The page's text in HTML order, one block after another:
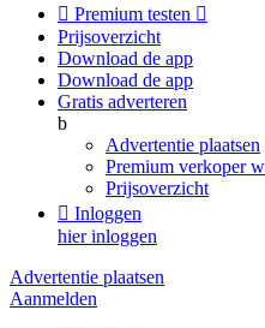
 Premium testen 
Prijsoverzicht
Download de app
Download de app
Gratis adverteren
b
Advertentie plaatsen
Premium verkoper
Prijsoverzicht
 Inloggen
hier inloggen
Advertentie plaatsen
Aanmelden